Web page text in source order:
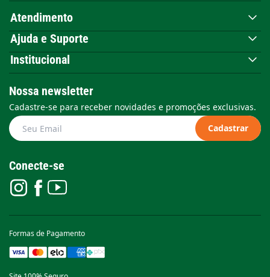
Atendimento
Ajuda e Suporte
Institucional
Nossa newsletter
Cadastre-se para receber novidades e promoções exclusivas.
Cadastrar
Conecte-se
Formas de Pagamento